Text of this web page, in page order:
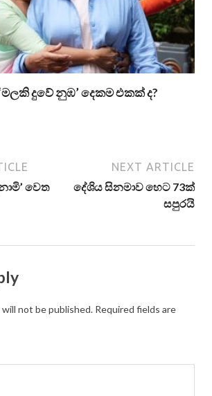
‘මලකි දුවේ නුඹ’ දෙකම එකක් ද?
වෙත
NEXT ARTICLE
දේශිය සිනමාව හෙට 73ක්
සපුරයි
will not be published. Required fields are